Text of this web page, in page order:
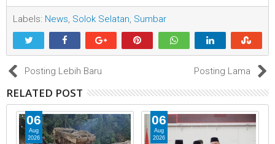
Labels: News, Solok Selatan, Sumbar
Posting Lebih Baru Posting Lama
RELATED POST
06
Aug
2026
06
Aug
2026